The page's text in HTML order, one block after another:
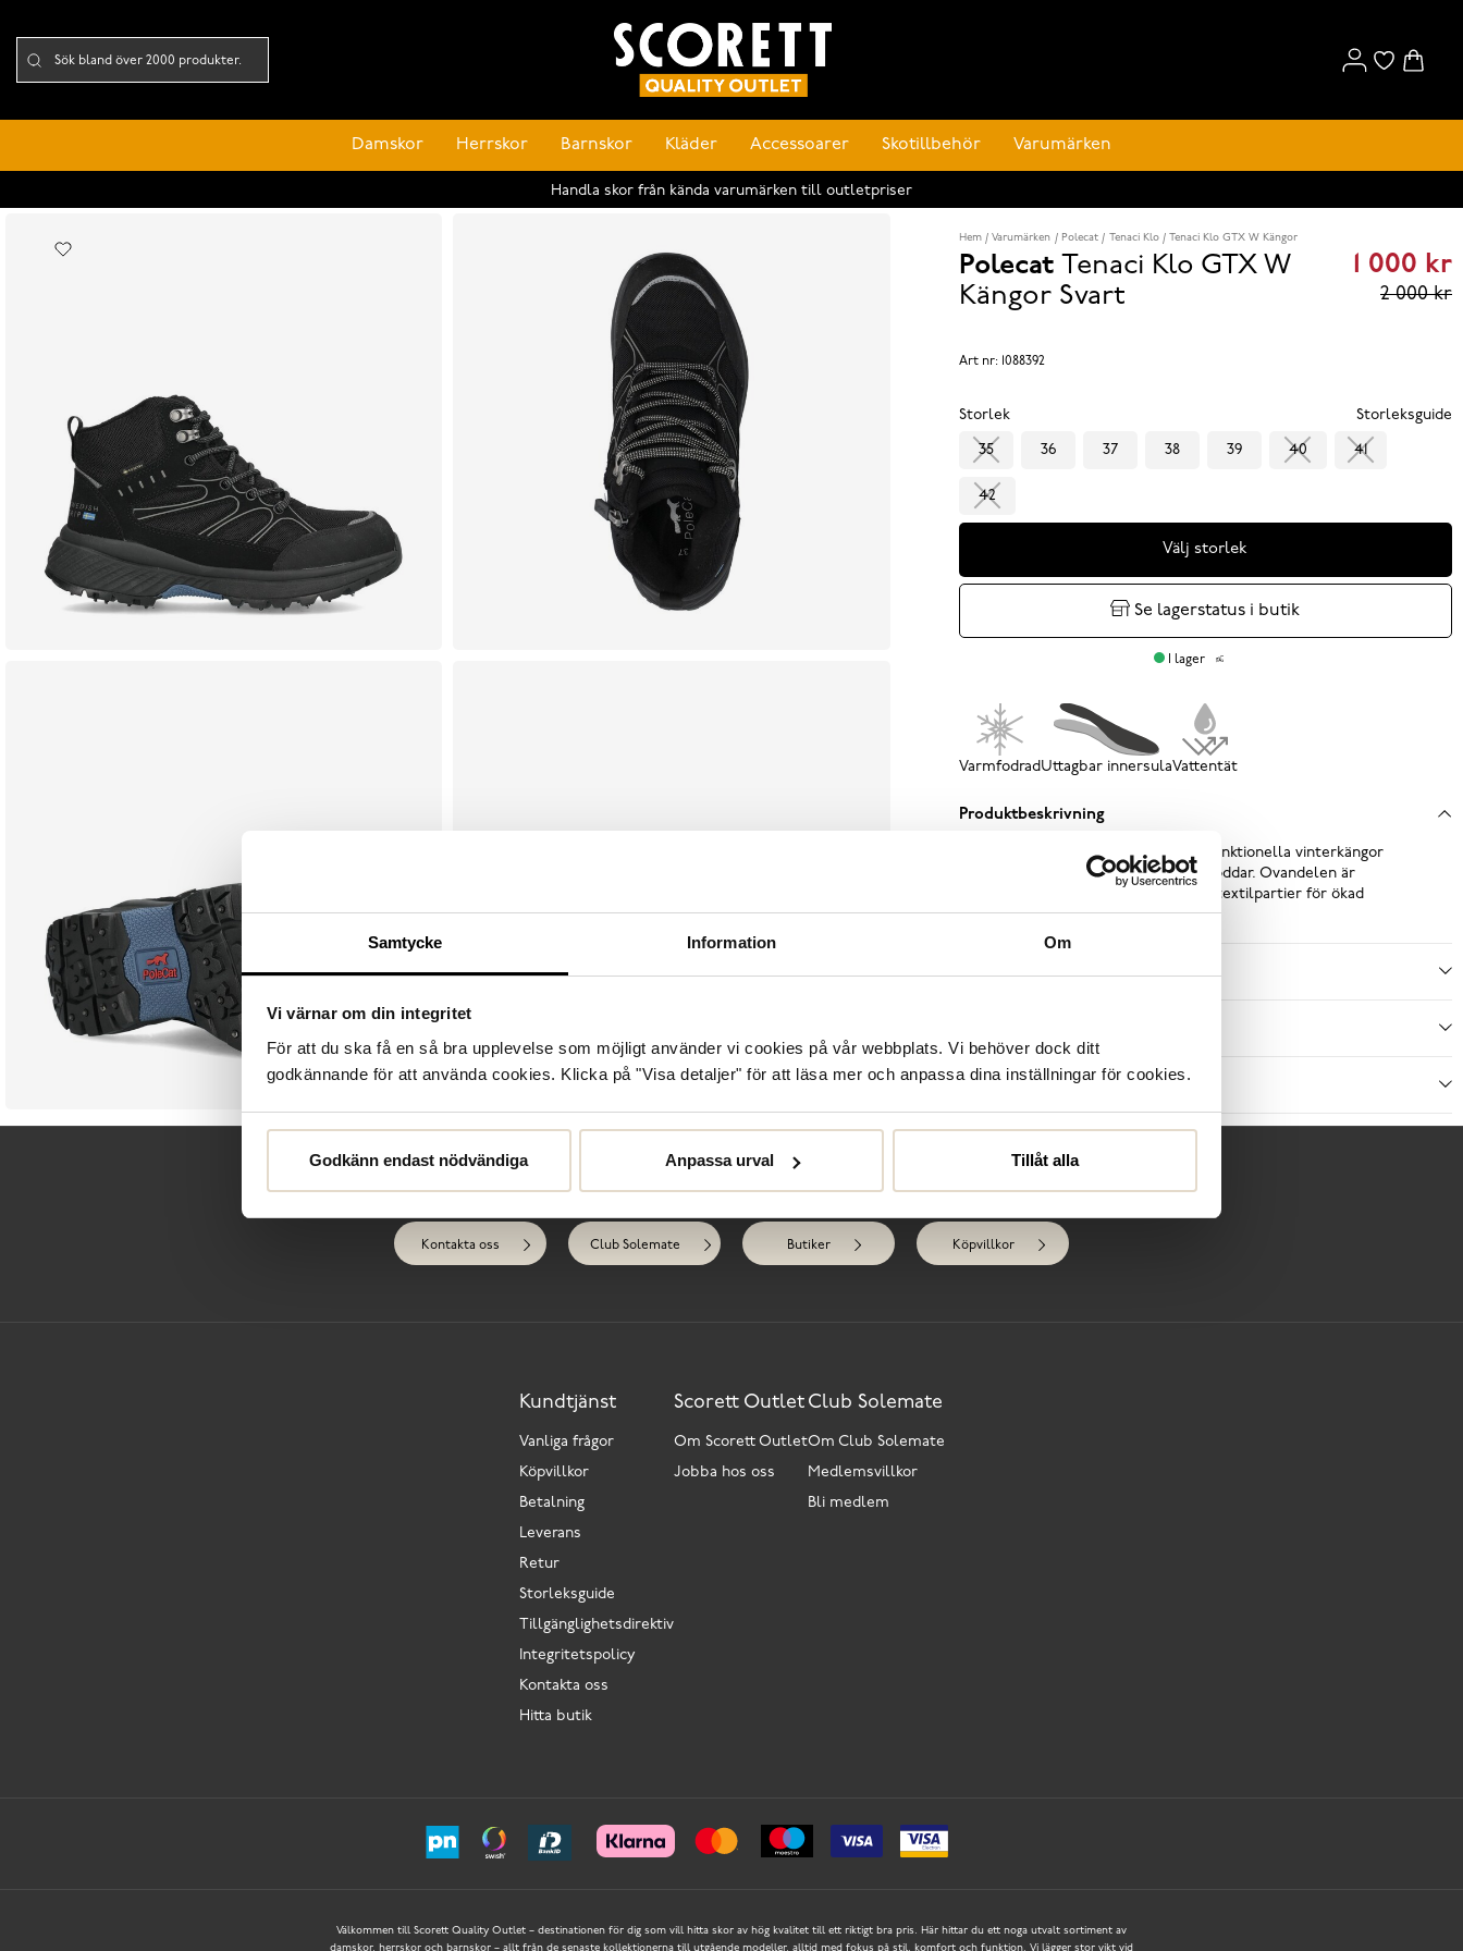
Samtycke Information Om
Vi värnar om din integritet
För att du ska få en så bra upplevelse som möjligt använder vi cookies på vår webbplats. Vi behöver dock ditt
godkännande för att använda cookies. Klicka på "Visa detaljer" för att läsa mer och anpassa dina inställningar för cookies.
Godkänn endast nödvändiga Anpassa urval Tillåt alla
Damskor Herrskor Barnskor Kläder Accessoarer Skotillbehör Varumärken
Handla skor från kända varumärken till outletpriser
Hem Varumärken Polecat Tenaci Klo Tenaci Klo GTX W Kängor
Polecat Tenaci Klo GTX W
Kängor Svart
Current
1 000 kr
2 000 kr
Art nr: 1088392
Storlek Storleksguide
35 36 37 38 39 40 41
42
Välj storlek
Se lagerstatus i butik
I lager
VarmfodradUttagbar innersulaVattentät
Produktbeskrivning
Tenaci Klo GTX från Polecat - multifunktionella vinterkängor
med vattentätt membran och spikbroddar. Ovandelen är
tillverkad i svart skinnimitation med textilpartier för ökad
ventilation och fotklimat...Läs mer
Recensioner
Kontakta oss Club Solemate Butiker Köpvillkor
Kundtjänst
Vanliga frågor
Köpvillkor
Betalning
Leverans
Retur
Storleksguide
Tillgänglighetsdirektiv
Integritetspolicy
Kontakta oss
Hitta butik
Scorett Outlet
Om Scorett Outlet
Jobba hos oss
Club Solemate
Om Club Solemate
Medlemsvillkor
Bli medlem
Välkommen till Scorett Quality Outlet – destinationen för dig som vill hitta skor av hög kvalitet till ett riktigt bra pris. Här hittar du ett noga utvalt sortiment av